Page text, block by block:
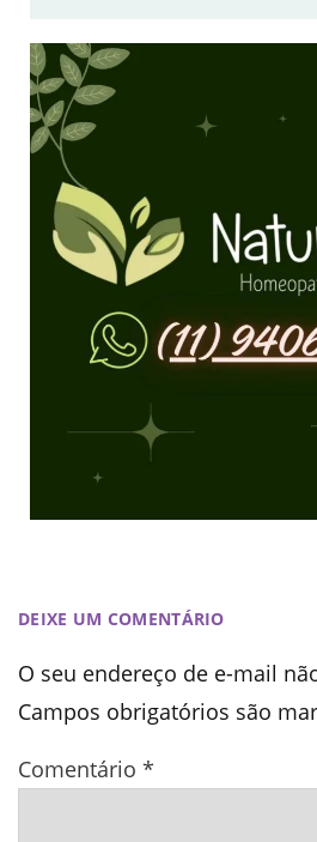
DEIXE UM COMENTÁRIO
O seu endereço de e-mail
Campos obrigatórios são
Comentário *